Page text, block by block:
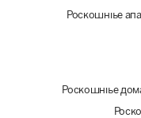
Роскошные
Роскошные